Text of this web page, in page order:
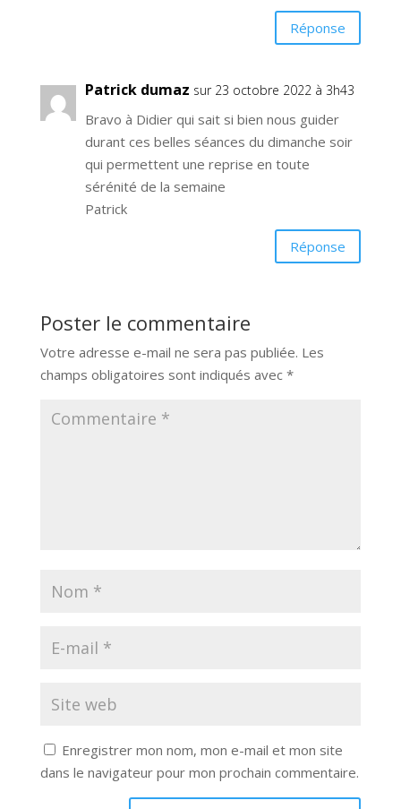
Réponse
Patrick dumaz sur 23 octobre 2022 à 3h43
Bravo à Didier qui sait si bien nous guider
durant ces belles séances du dimanche soir
qui permettent une reprise en toute
sérénité de la semaine
Patrick
Réponse
Poster le commentaire
Votre adresse e-mail ne sera pas publiée. Les
champs obligatoires sont indiqués avec *
Enregistrer mon nom, mon e-mail et mon site
dans le navigateur pour mon prochain commentaire.